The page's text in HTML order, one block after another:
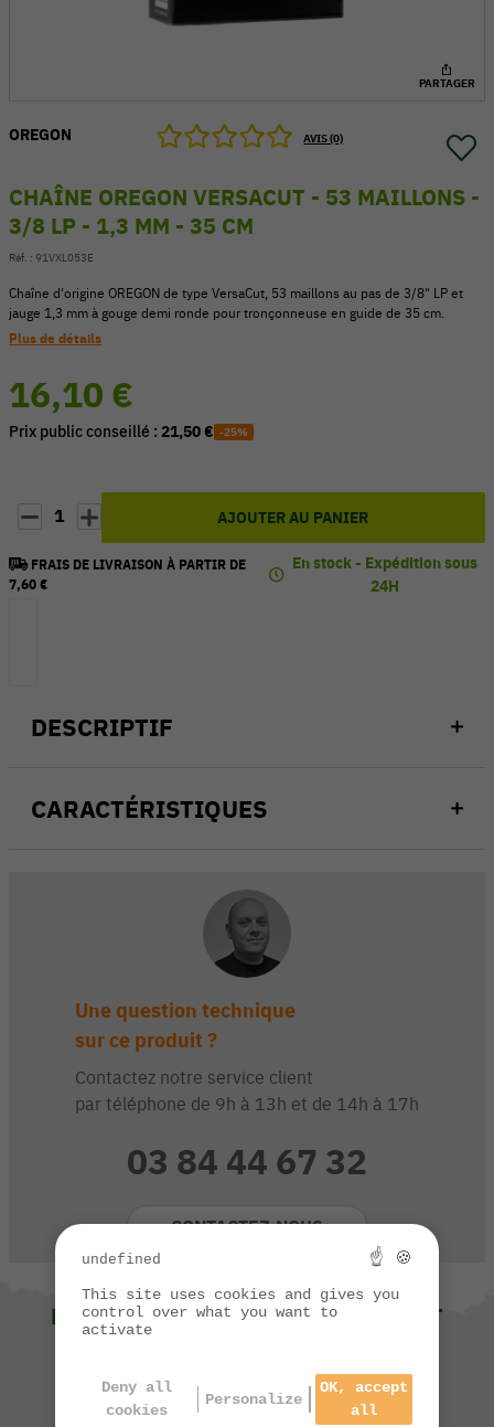
PARTAGER
DESCRIPTIF
CARACTÉRISTIQUES
OREGON AVIS (0)
CHAÎNE OREGON VERSACUT - 53 MAILLONS -
3/8 LP - 1,3 MM - 35 CM
Réf. : 91VXL053E
Chaîne d'origine OREGON de type VersaCut, 53 maillons au pas de 3/8" LP et
jauge 1,3 mm à gouge demi ronde pour tronçonneuse en guide de 35 cm.
Plus de détails
16,10 €
Prix public conseillé : 21,50 € -25%
1 AJOUTER AU PANIER
FRAIS DE LIVRAISON À PARTIR DE
7,60 €
En stock - Expédition sous
24H
Une question technique
sur ce produit ?
Contactez notre service client
par téléphone de 9h à 13h et de 14h à 17h
03 84 44 67 32
CONTACTEZ-NOUS
NOUS VOUS SUGGÉRONS ÉGALEMENT
undefined ☝ 🍪
This site uses cookies and gives you
control over what you want to
activate
Deny all
cookies
Personalize
OK, accept
all